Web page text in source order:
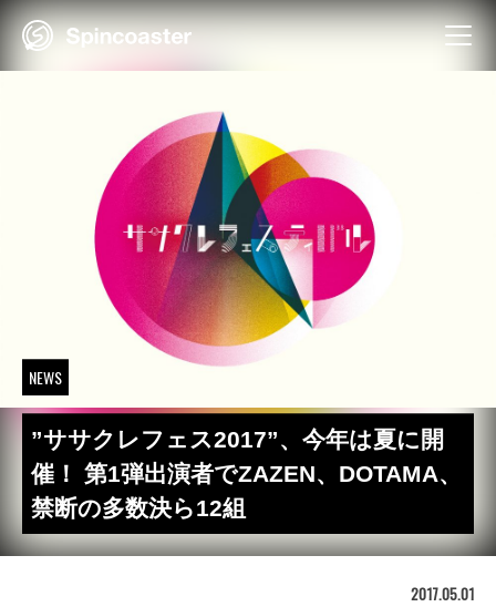
Skip
NEWS
”ササクレフェス2017”、今年は夏に開
催！ 第1弾出演者でZAZEN、DOTAMA、
禁断の多数決ら12組
2017.05.01